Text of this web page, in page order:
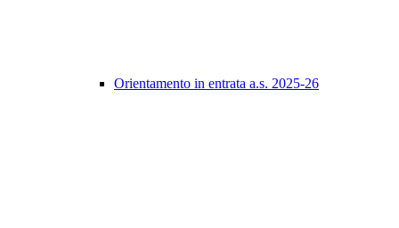
Orientamento in entrata a.s. 2025-26